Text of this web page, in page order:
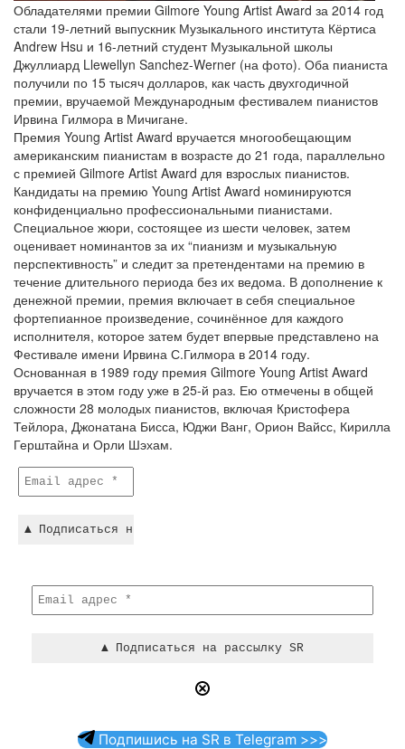
Обладателями премии Gilmore Young Artist Award за 2014 год
стали 19-летний выпускник Музыкального института Кёртиса
Andrew Hsu и 16-летний студент Музыкальной школы
Джуллиард Llewellyn Sanchez-Werner (на фото). Оба пианиста
получили по 15 тысяч долларов, как часть двухгодичной
премии, вручаемой Международным фестивалем пианистов
Ирвина Гилмора в Мичигане.
Премия Young Artist Award вручается многообещающим
американским пианистам в возрасте до 21 года, параллельно
с премией Gilmore Artist Award для взрослых пианистов.
Кандидаты на премию Young Artist Award номинируются
конфиденциально профессиональными пианистами.
Специальное жюри, состоящее из шести человек, затем
оценивает номинантов за их “пианизм и музыкальную
перспективность” и следит за претендентами на премию в
течение длительного периода без их ведома. В дополнение к
денежной премии, премия включает в себя специальное
фортепианное произведение, сочинённое для каждого
исполнителя, которое затем будет впервые представлено на
Фестивале имени Ирвина С.Гилмора в 2014 году.
Основанная в 1989 году премия Gilmore Young Artist Award
вручается в этом году уже в 25-й раз. Ею отмечены в общей
сложности 28 молодых пианистов, включая Кристофера
Тейлора, Джонатана Бисса, Юджи Ванг, Орион Вайсс, Кирилла
Герштайна и Орли Шэхам.
Подпишись на SR в Telegram >>>